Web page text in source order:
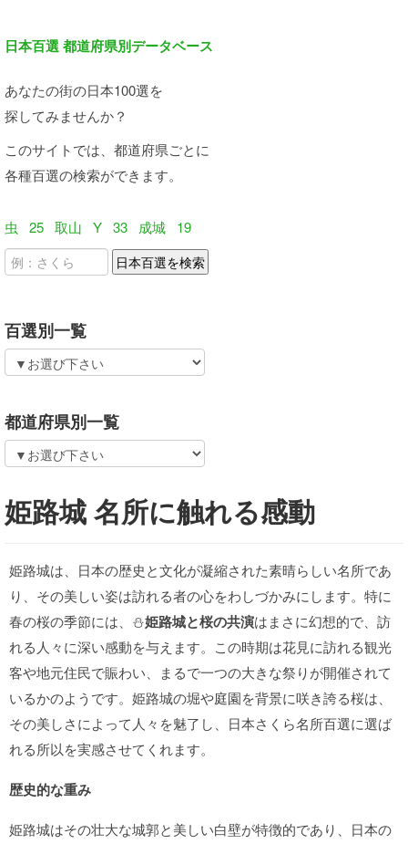
日本百選 都道府県別データベース
あなたの街の日本100選を
探してみませんか？
このサイトでは、都道府県ごとに
各種百選の検索ができます。
虫 25 取山 Y 33 成城 19
百選別一覧
都道府県別一覧
姫路城 名所に触れる感動
姫路城は、日本の歴史と文化が凝縮された素晴らしい名所であ
り、その美しい姿は訪れる者の心をわしづかみにします。特に
春の桜の季節には、⛄姫路城と桜の共演はまさに幻想的で、訪
れる人々に深い感動を与えます。この時期は花見に訪れる観光
客や地元住民で賑わい、まるで一つの大きな祭りが開催されて
いるかのようです。姫路城の堀や庭園を背景に咲き誇る桜は、
その美しさによって人々を魅了し、日本さくら名所百選に選ば
れる所以を実感させてくれます。
歴史的な重み
姫路城はその壮大な城郭と美しい白壁が特徴的であり、日本の